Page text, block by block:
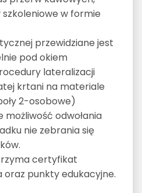
w formie
przewidziane jest
pod okiem
lateralizacji
krtani na materiale
2-osobowe)
odwołania
nie zebrania się
certyfikat
oraz punkty edukacyjne.